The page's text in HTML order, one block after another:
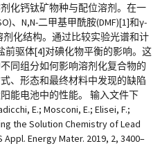
化钙钛矿物种与配位溶剂。在一
、N,N-二甲基甲酰胺(DMF)[1]和γ-
剂化结构。通过比较实验光谱和计
前驱体[4]对碘化物平衡的影响。这
同组分如何影响溶剂化复合物的
、形态和最终材料中发现的缺陷
能电池中的性能。 输入文件下
E.; Mosconi, E.; Elisei, F.;
the Solution Chemistry of Lead
Energy Mater. 2019, 2, 3400–